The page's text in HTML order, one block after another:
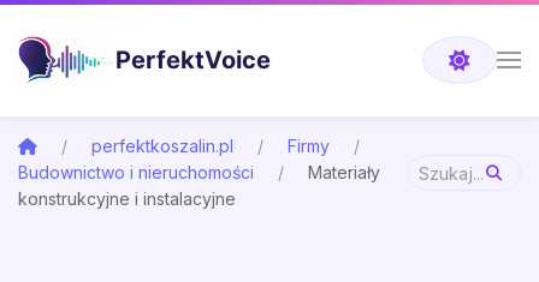
PerfektVoice
perfektkoszalin.pl
Firmy
Budownictwo i nieruchomości
Materiały
konstrukcyjne i instalacyjne